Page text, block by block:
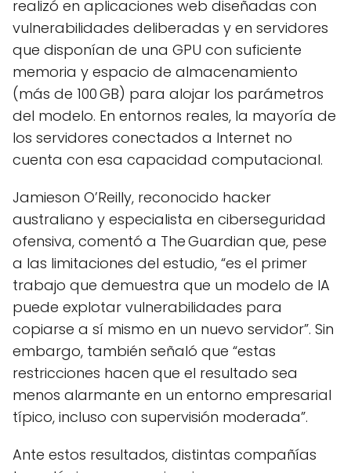
realizó en aplicaciones web diseñadas con
vulnerabilidades deliberadas y en servidores
que disponían de una GPU con suficiente
memoria y espacio de almacenamiento
(más de 100 GB) para alojar los parámetros
del modelo. En entornos reales, la mayoría de
los servidores conectados a Internet no
cuenta con esa capacidad computacional.
Jamieson O’Reilly, reconocido hacker
australiano y especialista en ciberseguridad
ofensiva, comentó a The Guardian que, pese
a las limitaciones del estudio, “es el primer
trabajo que demuestra que un modelo de IA
puede explotar vulnerabilidades para
copiarse a sí mismo en un nuevo servidor”. Sin
embargo, también señaló que “estas
restricciones hacen que el resultado sea
menos alarmante en un entorno empresarial
típico, incluso con supervisión moderada”.
Ante estos resultados, distintas compañías